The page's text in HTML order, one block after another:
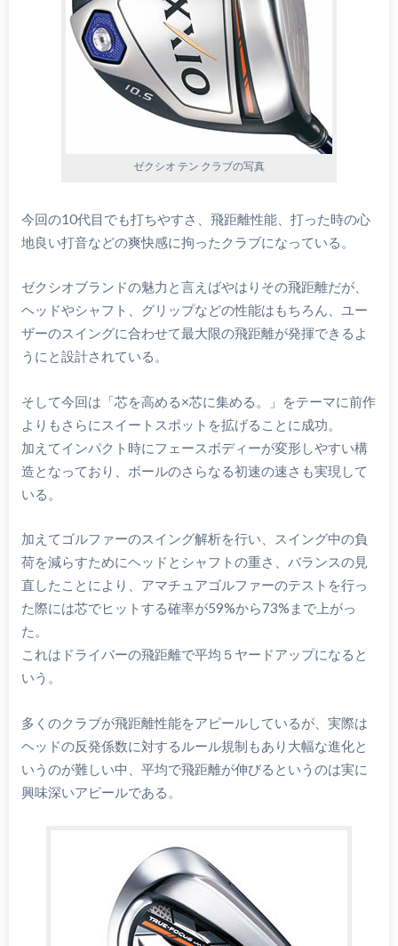
ゼクシオ テン クラブの写真
今回の10代目でも打ちやすさ、飛距離性能、打った時の心
地良い打音などの爽快感に拘ったクラブになっている。
ゼクシオブランドの魅力と言えばやはりその飛距離だが、
ヘッドやシャフト、グリップなどの性能はもちろん、ユー
ザーのスイングに合わせて最大限の飛距離が発揮できるよ
うにと設計されている。
そして今回は「芯を高める×芯に集める。」をテーマに前作
よりもさらにスイートスポットを拡げることに成功。
加えてインパクト時にフェースボディーが変形しやすい構
造となっており、ボールのさらなる初速の速さも実現して
いる。
加えてゴルファーのスイング解析を行い、スイング中の負
荷を減らすためにヘッドとシャフトの重さ、バランスの見
直したことにより、アマチュアゴルファーのテストを行っ
た際には芯でヒットする確率が59%から73%まで上がっ
た。
これはドライバーの飛距離で平均５ヤードアップになると
いう。
多くのクラブが飛距離性能をアピールしているが、実際は
ヘッドの反発係数に対するルール規制もあり大幅な進化と
いうのが難しい中、平均で飛距離が伸びるというのは実に
興味深いアピールである。